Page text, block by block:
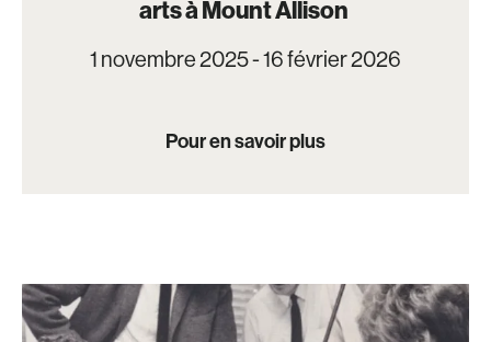
arts à Mount Allison
1 novembre 2025 - 16 février 2026
Pour en savoir plus